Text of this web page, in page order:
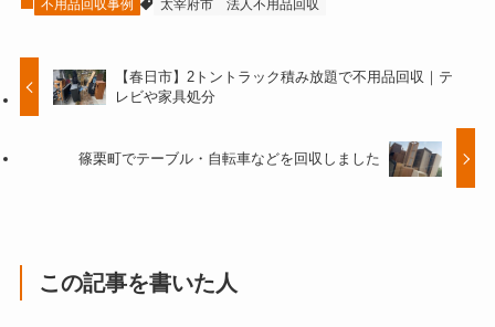
不用品回収事例 太宰府市 法人不用品回収
【春日市】2トントラック積み放題で不用品回収｜テ
レビや家具処分
篠栗町でテーブル・自転車などを回収しました
この記事を書いた人